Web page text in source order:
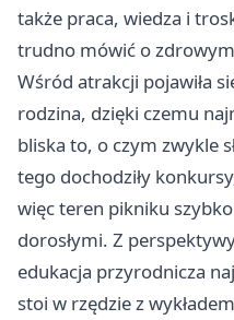
także praca, wiedza i
trudno mówić o
Wśród atrakcji pojawiła
rodzina, dzięki czemu
bliska to, o czym zwykle
tego dochodziły
więc teren pikniku szybko
dorosłymi. Z
edukacja przyrodnicza
stoi w rzędzie z